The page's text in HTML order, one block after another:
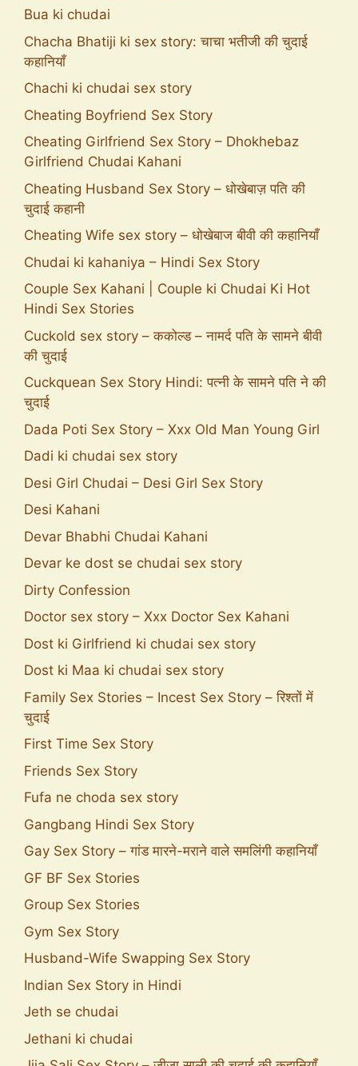
Bua ki chudai
Chacha Bhatiji ki sex story: चाचा भतीजी की चुदाई
कहानियाँ
Chachi ki chudai sex story
Cheating Boyfriend Sex Story
Cheating Girlfriend Sex Story – Dhokhebaz
Girlfriend Chudai Kahani
Cheating Husband Sex Story – धोखेबाज़ पति की
चुदाई कहानी
Cheating Wife sex story – धोखेबाज बीवी की कहानियाँ
Chudai ki kahaniya – Hindi Sex Story
Couple Sex Kahani | Couple ki Chudai Ki Hot
Hindi Sex Stories
Cuckold sex story – ककोल्ड – नामर्द पति के सामने बीवी
की चुदाई
Cuckquean Sex Story Hindi: पत्नी के सामने पति ने की
चुदाई
Dada Poti Sex Story – Xxx Old Man Young Girl
Dadi ki chudai sex story
Desi Girl Chudai – Desi Girl Sex Story
Desi Kahani
Devar Bhabhi Chudai Kahani
Devar ke dost se chudai sex story
Dirty Confession
Doctor sex story – Xxx Doctor Sex Kahani
Dost ki Girlfriend ki chudai sex story
Dost ki Maa ki chudai sex story
Family Sex Stories – Incest Sex Story – रिश्तों में
चुदाई
First Time Sex Story
Friends Sex Story
Fufa ne choda sex story
Gangbang Hindi Sex Story
Gay Sex Story – गांड मारने-मराने वाले समलिंगी कहानियाँ
GF BF Sex Stories
Group Sex Stories
Gym Sex Story
Husband-Wife Swapping Sex Story
Indian Sex Story in Hindi
Jeth se chudai
Jethani ki chudai